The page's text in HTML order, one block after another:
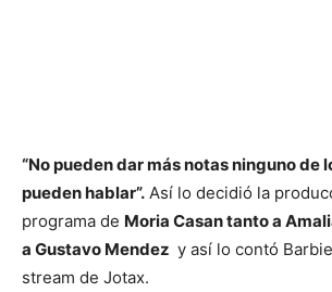
“No pueden dar más notas ninguno de
pueden hablar”. Así lo decidió la
programa de Moria Casan tanto a
a Gustavo Mendez y así lo contó
stream de Jotax.